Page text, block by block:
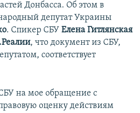
Донбасса. Об этом в
депутат Украины
. Спикер СБУ Елена Гитлянская
, что документ из СБУ,
соответствует
на мое обращение с
оценку действиям